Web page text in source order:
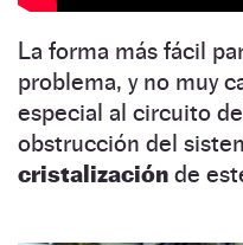
La forma más fácil
problema, y no muy
especial al circuito
obstrucción del
cristalización de